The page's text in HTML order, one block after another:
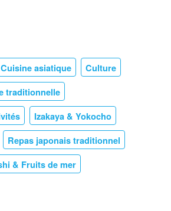
Cuisine asiatique Culture
traditionnelle
Izakaya & Yokocho
Repas japonais traditionnel
& Fruits de mer